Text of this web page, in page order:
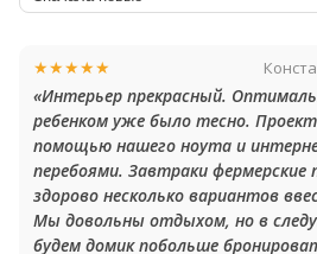
★★★★★
«Интерьер прекрасный.
ребенком уже было тесно.
помощью нашего ноута и
перебоями. Завтраки фермерские
здорово несколько вариантов
Мы довольны отдыхом, но в
будем домик побольше